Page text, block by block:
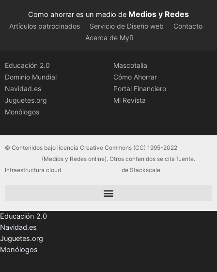
Como ahorrar es un medio de Medios y Redes
Artículos patrocinados Servicio de Diseño web
Contacto
Acerca de MyR
Educación 2.0
Dominio Mundial
Navidad.es
Juguetes.org
Monólogos
Mascotalia
Cómo Ahorrar
Portal Financiero
Mi Revista
© Contenidos bajo licencia Creative Commons (CC) 1995-2022
(Medios y Redes online). Otros contenidos se cita fuente.
Infraestructura cloud
de Stackscale.
Educación 2.0
Navidad.es
Juguetes.org
Monólogos